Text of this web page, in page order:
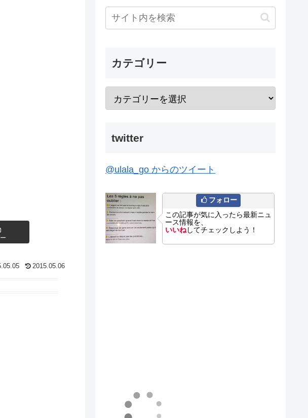
2015.05.06
カテゴリー
twitter
@ulala_go からのツイート
フォロー
この記事が気に入ったら最新ニュ
ース情報を、
いいねしてチェックしよう！